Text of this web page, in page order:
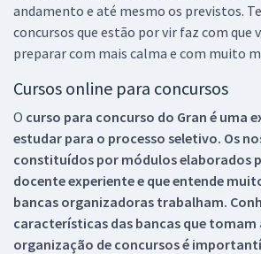
andamento e até mesmo os previstos.
concursos que estão por vir faz com que
preparar com mais calma e com muito
Cursos online para concursos
O curso para concurso do Gran é uma
estudar para o processo seletivo. Os
constituídos por módulos elaborados
docente experiente e que entende
bancas organizadoras trabalham.
características das bancas que tomam
organização de concursos é